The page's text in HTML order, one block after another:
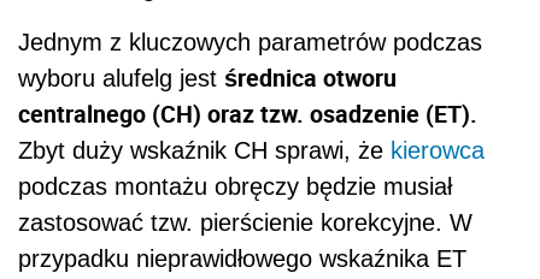
Jednym z kluczowych parametrów podczas
wyboru alufelg jest średnica otworu
centralnego (CH) oraz tzw. osadzenie (ET).
Zbyt duży wskaźnik CH sprawi, że kierowca
podczas montażu obręczy będzie musiał
zastosować tzw. pierścienie korekcyjne. W
przypadku nieprawidłowego wskaźnika ET